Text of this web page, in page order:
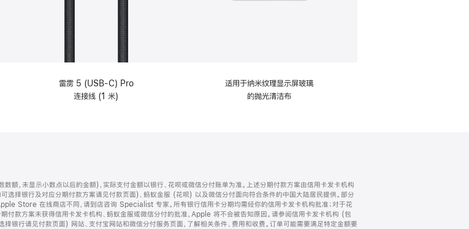
雷雳 5 (USB-C) Pro
连接线 (1 米)
适用于纳米纹理显示屏玻璃
的抛光清洁布
额，未显示小数点以后的金额)，实际支付金额以银行、花呗或微信分付账单为准。上述分期付款方案由信用卡发卡机构
选择银行及对应分期付款方案请见付款页面)、蚂蚁金服 (花呗) 以及微信分付面向符合条件的中国大陆居民提供。部分
Store 在线商店不同，请到店咨询 Specialist 专家。所有银行信用卡分期均需经你的信用卡发卡机构批准；对于花
付款方案未获得信用卡发卡机构、蚂蚁金服或微信分付的批准，Apple 将不会被告知原因。请参阅信用卡发卡机构 (包
银行请见付款页面) 网站、支付宝网站和微信分付服务页面，了解相关条件、费用和收费。订单可能需要满足特定金额要